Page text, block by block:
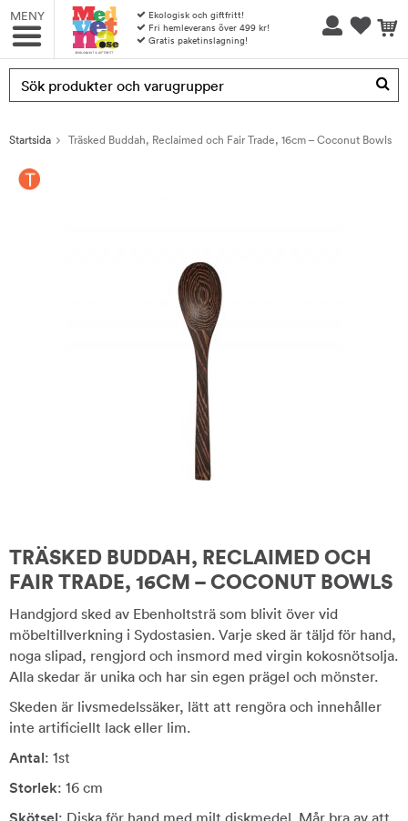
MENY
Ekologisk och giftfritt!
Fri hemleverans över 499 kr!
Gratis paketinslagning!
Produkten har blivit tillagd i varukorgen
Startsida Träsked Buddah, Reclaimed och Fair Trade, 16cm – Coconut Bowls
TRÄSKED BUDDAH, RECLAIMED OCH
FAIR TRADE, 16CM – COCONUT BOWLS
Handgjord sked av Ebenholtsträ som blivit över vid
möbeltillverkning i Sydostasien. Varje sked är täljd för hand,
noga slipad, rengjord och insmord med virgin kokosnötsolja.
Alla skedar är unika och har sin egen prägel och mönster.
Skeden är livsmedelssäker, lätt att rengöra och innehåller
inte artificiellt lack eller lim.
Antal: 1st
Storlek: 16 cm
Skötsel: Diska för hand med milt diskmedel. Mår bra av att